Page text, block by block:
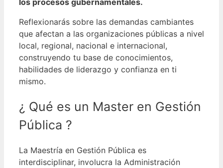
Reflexionarás sobre las demandas cambiantes
que afectan a las organizaciones públicas a nivel
local, regional, nacional e internacional,
construyendo tu base de conocimientos,
habilidades de liderazgo y confianza en ti
mismo.
¿ Qué es un Master en Gestión
Pública ?
La Maestría en Gestión Pública es
interdisciplinar, involucra la Administración